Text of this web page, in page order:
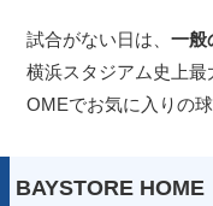
試合がない日は、一般
横浜スタジアム史上
OMEでお気に入りの
BAYSTORE